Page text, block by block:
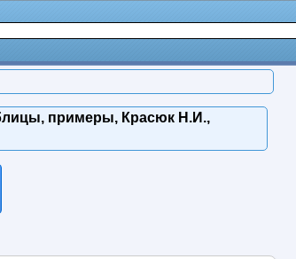
примеры, Красюк Н.И.,